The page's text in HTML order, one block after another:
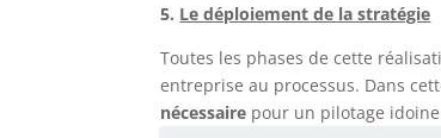
5. Le déploiement de la stratégie
Toutes les phases de cette
entreprise au processus. Dans
nécessaire pour un pilotage